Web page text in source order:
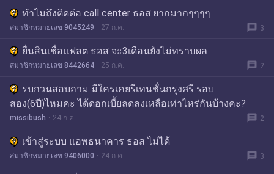
ทำไมถึงติดต่อ call center ธอส.ยากมากๆๆๆๆ
สมาชิกหมายเลข 9045249 27 ก.ค. message 3
ยื่นสินเชื่อแฟลต ธอส จะ3เดือนยังไม่ทราบผล
สมาชิกหมายเลข 8442664 25 ก.ค. message 2
รบกวนสอบถาม มีใครเคยรีเทนชั่นกรุงศรี รอบ
สอง(6ปี)ไหมคะ ได้ดอกเบี้ยลดลงเหลือเท่าไหร่กันบ้างคะ?
missibush 24 ก.ค. message 2
เข้าสู่ระบบ แอพธนาคาร ธอส ไม่ได้
สมาชิกหมายเลข 9406000 24 ก.ค. message 3